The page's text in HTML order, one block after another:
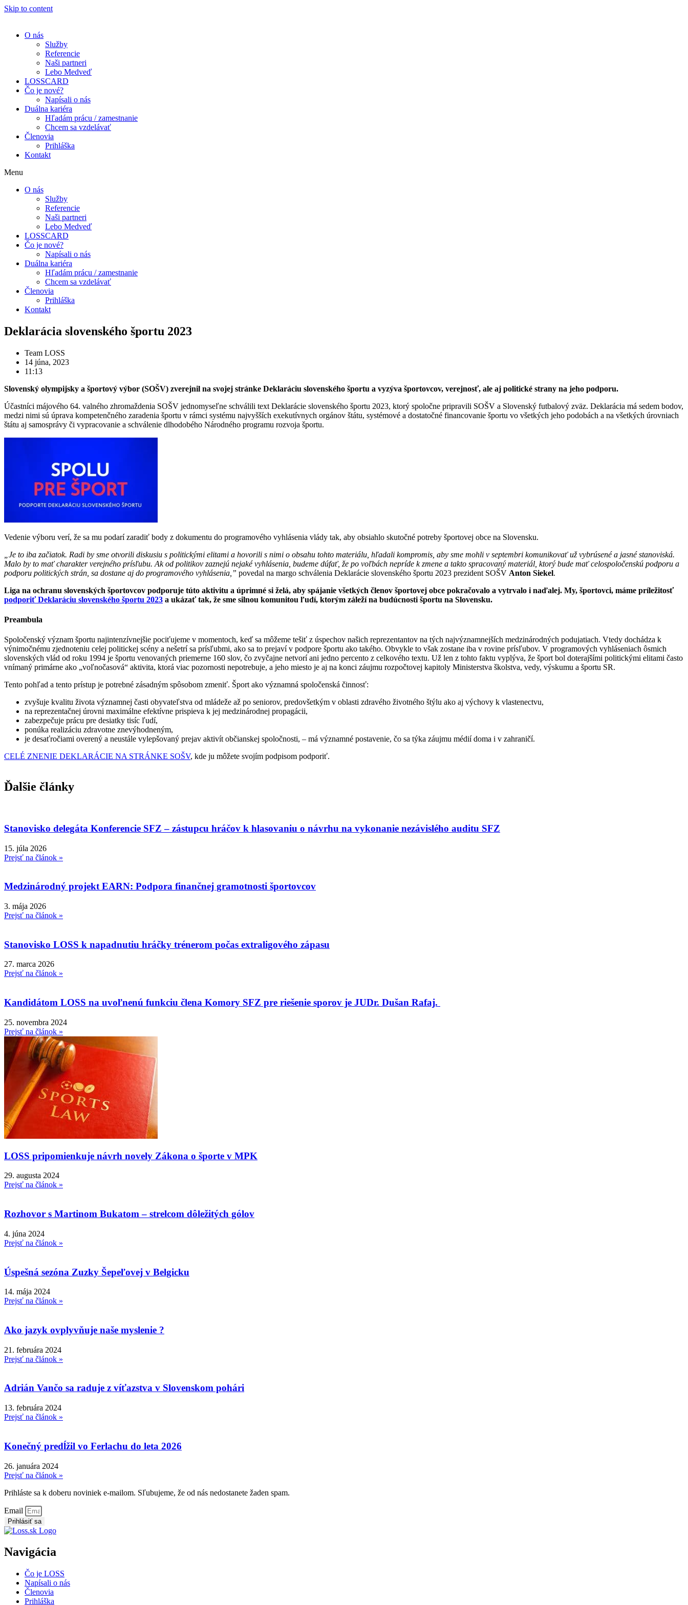
Skip to content
O nás
Služby
Referencie
Naši partneri
Lebo Medveď
LOSSCARD
Čo je nové?
Napísali o nás
Duálna kariéra
Hľadám prácu / zamestnanie
Chcem sa vzdelávať
Členovia
Prihláška
Kontakt
Menu
O nás
Služby
Referencie
Naši partneri
Lebo Medveď
LOSSCARD
Čo je nové?
Napísali o nás
Duálna kariéra
Hľadám prácu / zamestnanie
Chcem sa vzdelávať
Členovia
Prihláška
Kontakt
Deklarácia slovenského športu 2023
Team LOSS
14 júna, 2023
11:13
Slovenský olympijsky a športový výbor (SOŠV) zverejnil na svojej stránke Deklaráciu slovenského športu a vyzýva športovcov, verejnosť, ale aj politické strany na jeho podporu.
Účastníci májového 64. valného zhromaždenia SOŠV jednomyseľne schválili text Deklarácie slovenského športu 2023, ktorý spoločne pripravili SOŠV a Slovenský futbalový zväz. Deklarácia má sedem bodov,
medzi nimi sú úprava kompetenčného zaradenia športu v rámci systému najvyšších exekutívnych orgánov štátu, systémové a dostatočné financovanie športu vo všetkých jeho podobách a na všetkých úrovniach
štátu aj samosprávy či vypracovanie a schválenie dlhodobého Národného programu rozvoja športu.
Vedenie výboru verí, že sa mu podarí zaradiť body z dokumentu do programového vyhlásenia vlády tak, aby obsiahlo skutočné potreby športovej obce na Slovensku.
„Je to iba začiatok. Radi by sme otvorili diskusiu s politickými elitami a hovorili s nimi o obsahu tohto materiálu, hľadali kompromis, aby sme mohli v septembri komunikovať už vybrúsené a jasné stanoviská.
Malo by to mať charakter verejného prísľubu. Ak od politikov zaznejú nejaké vyhlásenia, budeme dúfať, že po voľbách nepríde k zmene a takto spracovaný materiál, ktorý bude mať celospoločenskú podporu a
podporu politických strán, sa dostane aj do programového vyhlásenia,” povedal na margo schválenia Deklarácie slovenského športu 2023 prezident SOŠV Anton Siekel.
Liga na ochranu slovenských športovcov podporuje túto aktivitu a úprimné si želá, aby spájanie všetkých členov športovej obce pokračovalo a vytrvalo i naďalej. My, športovci, máme príležitosť
podporiť Deklaráciu slovenského športu 2023 a ukázať tak, že sme silnou komunitou ľudí, ktorým záleží na budúcnosti športu na Slovensku.
Preambula
Spoločenský význam športu najintenzívnejšie pociťujeme v momentoch, keď sa môžeme tešiť z úspechov našich reprezentantov na tých najvýznamnejších medzinárodných podujatiach. Vtedy dochádza k
výnimočnému zjednoteniu celej politickej scény a nešetrí sa prísľubmi, ako sa to prejaví v podpore športu ako takého. Obvykle to však zostane iba v rovine prísľubov. V programových vyhláseniach ôsmich
slovenských vlád od roku 1994 je športu venovaných priemerne 160 slov, čo zvyčajne netvorí ani jedno percento z celkového textu. Už len z tohto faktu vyplýva, že šport bol doterajšími politickými elitami často
vnímaný primárne ako „voľnočasová“ aktivita, ktorá viac pozornosti nepotrebuje, a jeho miesto je aj na konci záujmu rozpočtovej kapitoly Ministerstva školstva, vedy, výskumu a športu SR.
Tento pohľad a tento prístup je potrebné zásadným spôsobom zmeniť. Šport ako významná spoločenská činnosť:
zvyšuje kvalitu života významnej časti obyvateľstva od mládeže až po seniorov, predovšetkým v oblasti zdravého životného štýlu ako aj výchovy k vlastenectvu,
na reprezentačnej úrovni maximálne efektívne prispieva k jej medzinárodnej propagácii,
zabezpečuje prácu pre desiatky tisíc ľudí,
ponúka realizáciu zdravotne znevýhodneným,
je desaťročiami overený a neustále vylepšovaný prejav aktivít občianskej spoločnosti, – má významné postavenie, čo sa týka záujmu médií doma i v zahraničí.
CELÉ ZNENIE DEKLARÁCIE NA STRÁNKE SOŠV, kde ju môžete svojím podpisom podporiť.
Ďalšie články
Stanovisko delegáta Konferencie SFZ – zástupcu hráčov k hlasovaniu o návrhu na vykonanie nezávislého auditu SFZ
15. júla 2026
Prejsť na článok »
Medzinárodný projekt EARN: Podpora finančnej gramotnosti športovcov
3. mája 2026
Prejsť na článok »
Stanovisko LOSS k napadnutiu hráčky trénerom počas extraligového zápasu
27. marca 2026
Prejsť na článok »
Kandidátom LOSS na uvoľnenú funkciu člena Komory SFZ pre riešenie sporov je JUDr. Dušan Rafaj.
25. novembra 2024
Prejsť na článok »
LOSS pripomienkuje návrh novely Zákona o športe v MPK
29. augusta 2024
Prejsť na článok »
Rozhovor s Martinom Bukatom – strelcom dôležitých gólov
4. júna 2024
Prejsť na článok »
Úspešná sezóna Zuzky Šepeľovej v Belgicku
14. mája 2024
Prejsť na článok »
Ako jazyk ovplyvňuje naše myslenie ?
21. februára 2024
Prejsť na článok »
Adrián Vančo sa raduje z víťazstva v Slovenskom pohári
13. februára 2024
Prejsť na článok »
Konečný predĺžil vo Ferlachu do leta 2026
26. januára 2024
Prejsť na článok »
Prihláste sa k doberu noviniek e-mailom. Sľubujeme, že od nás nedostanete žaden spam.
Email
Prihlásiť sa
Navigácia
Čo je LOSS
Napísali o nás
Členovia
Prihláška